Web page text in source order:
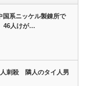
国系ニッケル製錬所で
46人けが…
刺殺 隣人のタイ人男